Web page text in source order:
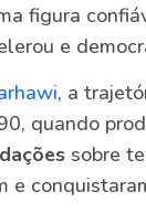
figura
e
, a
quando
sobre
e